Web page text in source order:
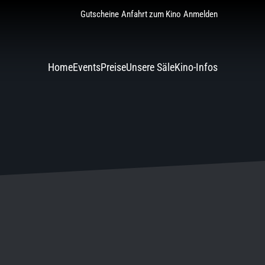
Gutscheine Anfahrt zum Kino Anmelden
HomeEventsPreiseUnsere SäleKino-Infos